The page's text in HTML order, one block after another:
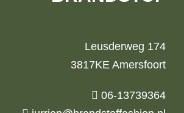
Leusderweg 174
3817KE Amersfoort
06-13739364